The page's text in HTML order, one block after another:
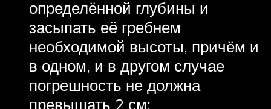
определённой глубины и
засыпать её гребнем
необходимой высоты, причём и
в одном, и в другом случае
погрешность не должна
превышать 2 см;